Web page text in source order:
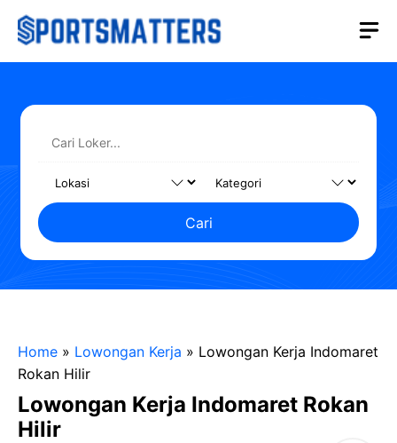
Langsung
Cari
Home » Lowongan Kerja » Lowongan Kerja Indomaret
Rokan Hilir
Lowongan Kerja Indomaret Rokan
Hilir